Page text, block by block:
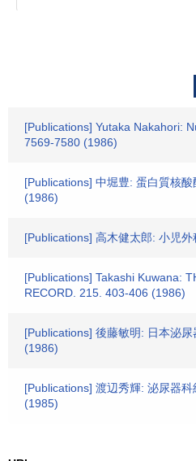
[Publications] Yutaka Nakahori:
7569-7580 (1986)
[Publications] 中堀豊: 蛋白質核
(1986)
[Publications] 高木健太郎: 小児
[Publications] Takashi Kuwana:
RECORD. 215. 403-406 (1986)
[Publications] 後藤敏明: 日本泌
(1986)
[Publications] 渡辺秀輝: 泌尿器
(1985)